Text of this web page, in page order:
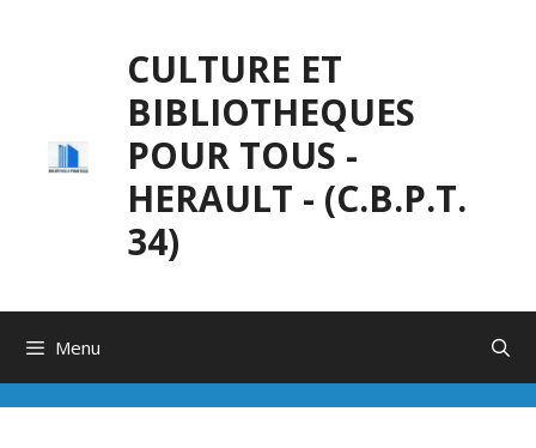
CULTURE ET
BIBLIOTHEQUES
POUR TOUS -
HERAULT - (C.B.P.T.
34)
Menu